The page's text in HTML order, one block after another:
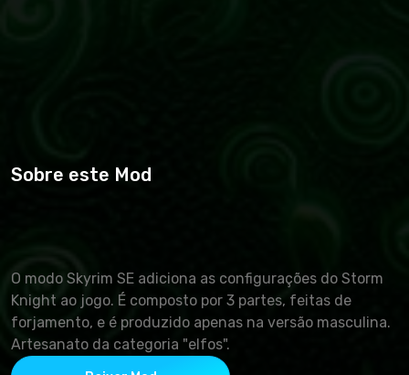
Sobre este Mod
O modo Skyrim SE adiciona as configurações do Storm
Knight ao jogo. É composto por 3 partes, feitas de
forjamento, e é produzido apenas na versão masculina.
Artesanato da categoria "elfos".